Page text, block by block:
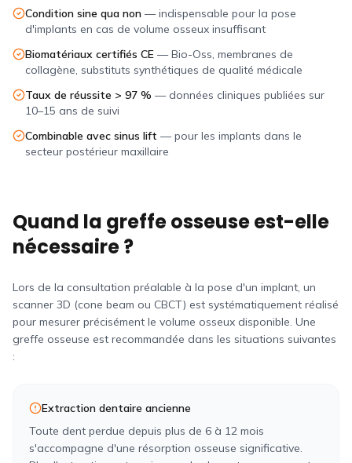
Condition sine qua non — indispensable pour la pose
d'implants en cas de volume osseux insuffisant
Biomatériaux certifiés CE — Bio-Oss, membranes de
collagène, substituts synthétiques de qualité médicale
Taux de réussite > 97 % — données cliniques publiées sur
10–15 ans de suivi
Combinable avec sinus lift — pour les implants dans le
secteur postérieur maxillaire
Quand la greffe osseuse est-elle
nécessaire ?
Lors de la consultation préalable à la pose d'un implant, un
scanner 3D (cone beam ou CBCT) est systématiquement réalisé
pour mesurer précisément le volume osseux disponible. Une
greffe osseuse est recommandée dans les situations suivantes
:
Extraction dentaire ancienne
Toute dent perdue depuis plus de 6 à 12 mois
s'accompagne d'une résorption osseuse significative.